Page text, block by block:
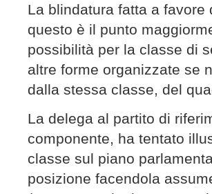
La blindatura fatta a
questo è il punto
possibilità per la classe di
altre forme organizzate se
dalla stessa classe, del
La delega al partito di
componente, ha tentato
classe sul piano
posizione facendola